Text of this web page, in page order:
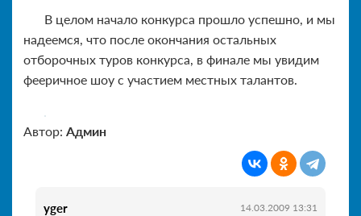
В целом начало конкурса прошло успешно, и мы
надеемся, что после окончания остальных
отборочных туров конкурса, в финале мы увидим
фееричное шоу с участием местных талантов.
Автор: Админ
yger 14.03.2009 13:31